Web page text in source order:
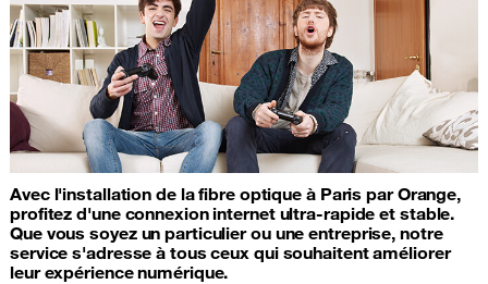
Avec l'installation de la fibre optique à Paris par Orange,
profitez d'une connexion internet ultra-rapide et stable.
Que vous soyez un particulier ou une entreprise, notre
service s'adresse à tous ceux qui souhaitent améliorer
leur expérience numérique.